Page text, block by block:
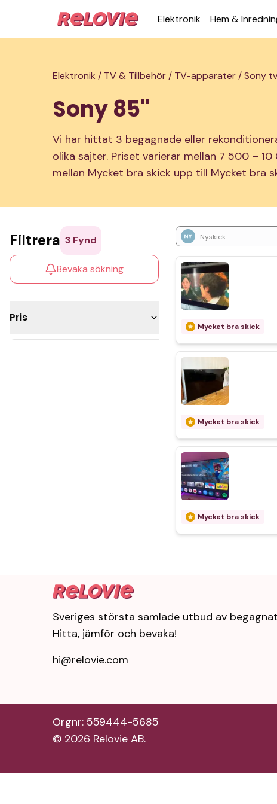
Elek­tronik Hem &
Elektronik / TV & Tillbehör / TV-apparater /Sony
Sony 85"
Vi har hittat 3 begagnade eller
olika sajter. Priset varierar mellan 7 500 –
mellan Mycket bra skick upp till Mycket bra
Nyskick
Filtrera 3 Fynd
Bevaka sökning
Pris
Mycket bra skick
Mycket bra skick
Mycket bra skick
Sveriges största samlade utbud av
Hitta, jämför och bevaka!
hi@relovie.com
Orgnr: 559444-5685
© 2026 Relovie AB.